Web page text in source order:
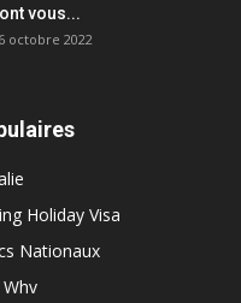
vous...
octobre 2022
Holiday Visa
Nationaux